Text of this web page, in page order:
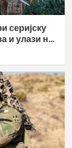
серијску
и улази на